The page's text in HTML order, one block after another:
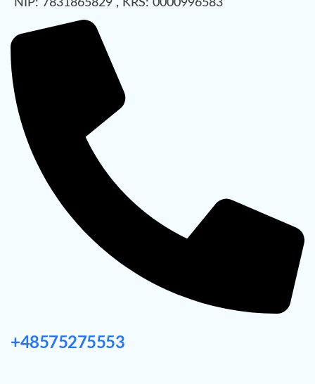
NIP: 7831865829 , KRS: 0000996583
+48575275553